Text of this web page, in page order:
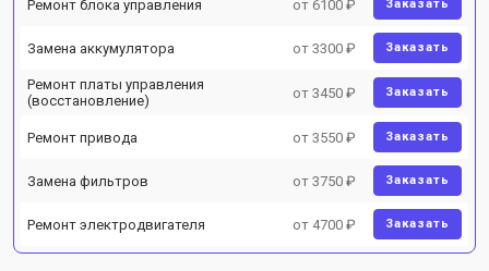
Ремонт блока управления от 6100 ₽ Заказать
Замена аккумулятора от 3300 ₽ Заказать
Ремонт платы управления
(восстановление)
от 3450 ₽ Заказать
Ремонт привода от 3550 ₽ Заказать
Замена фильтров от 3750 ₽ Заказать
Ремонт электродвигателя от 4700 ₽ Заказать